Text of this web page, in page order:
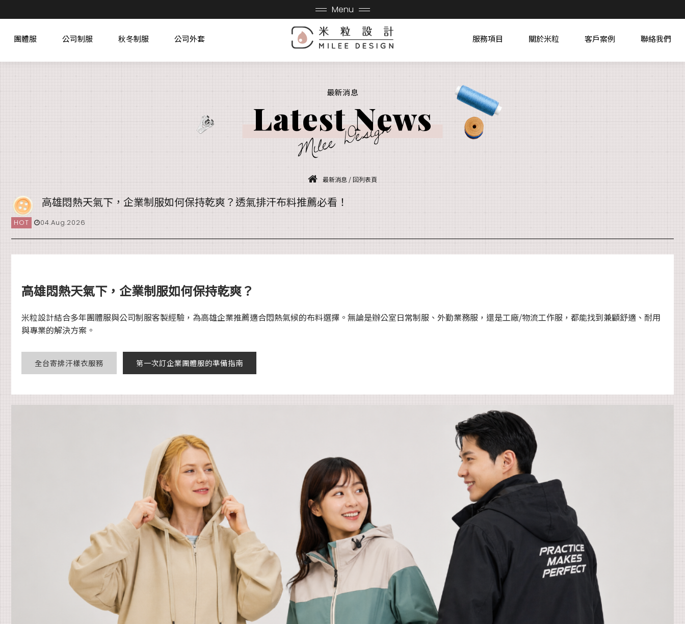
Menu
團體服 公司制服 秋冬制服 公司外套 聯絡我們
客戶案例
關於米粒
服務項目
最新消息
Latest News
Milee Design
最新消息 /回列表頁
高雄悶熱天氣下，企業制服如何保持乾爽？透氣排汗布料推薦必看！
HOT 04.Aug.2026
高雄悶熱天氣下，企業制服如何保持乾爽？
米粒設計結合多年團體服與公司制服客製經驗，為高雄企業推薦適合悶熱氣候的布料選擇。無論是辦公室日常制服、外勤業務服，還是工廠/物流工作服，都能找到兼顧舒適、耐用
與專業的解決方案。
全台寄排汗樣衣服務 第一次訂企業團體服的準備指南